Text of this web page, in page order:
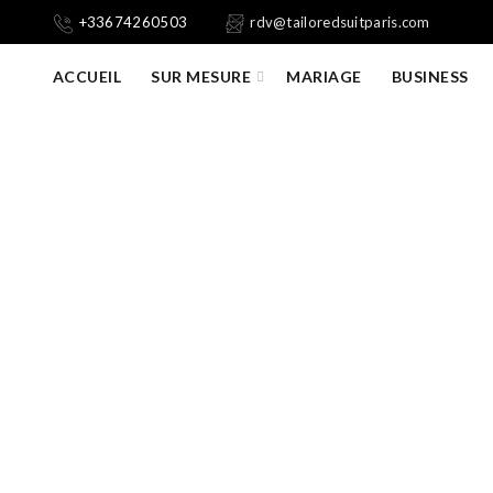
+33674260503 rdv@tailoredsuitparis.com
ACCUEIL SUR MESURE MARIAGE BUSINESS